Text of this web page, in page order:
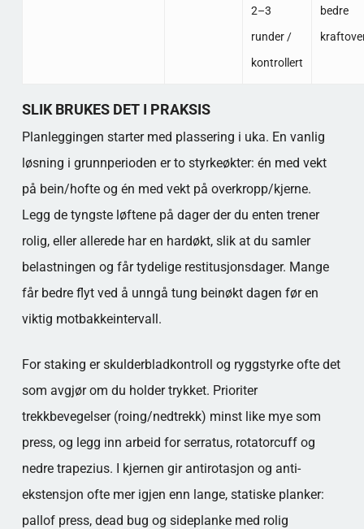
2–3
runder /
kontrollert
bedre
SLIK BRUKES DET I PRAKSIS
Planleggingen starter med plassering i uka. En vanlig
løsning i grunnperioden er to styrkeøkter: én med vekt
på bein/hofte og én med vekt på overkropp/kjerne.
Legg de tyngste løftene på dager der du enten trener
rolig, eller allerede har en hardøkt, slik at du samler
belastningen og får tydelige restitusjonsdager. Mange
får bedre flyt ved å unngå tung beinøkt dagen før en
viktig motbakkeintervall.
For staking er skulderbladkontroll og ryggstyrke ofte det
som avgjør om du holder trykket. Prioriter
trekkbevegelser (roing/nedtrekk) minst like mye som
press, og legg inn arbeid for serratus, rotatorcuff og
nedre trapezius. I kjernen gir antirotasjon og anti-
ekstensjon ofte mer igjen enn lange, statiske planker:
pallof press, dead bug og sideplanke med rolig